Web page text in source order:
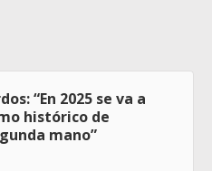
“En 2025 se va a
histórico de
mano”